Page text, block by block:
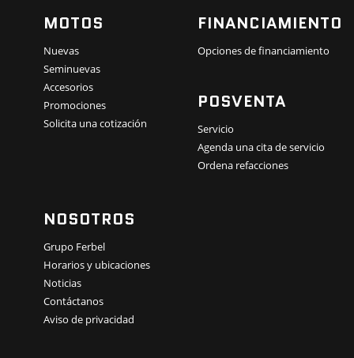
MOTOS
Nuevas
Seminuevas
Accesorios
Promociones
Solicita una cotización
FINANCIAMIENTO
Opciones de financiamiento
POSVENTA
Servicio
Agenda una cita de servicio
Ordena refacciones
NOSOTROS
Grupo Ferbel
Horarios y ubicaciones
Noticias
Contáctanos
Aviso de privacidad